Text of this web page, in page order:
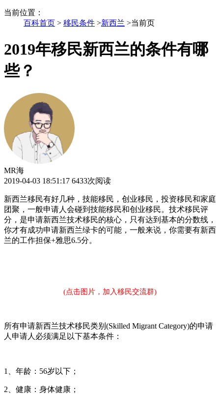
当前位置 ：
百科首页 > 移民条件 >新西兰 >当前页
2019年移民新西兰的条件有哪
些？
MR海
2019-04-03 18:51:17 6433次阅读
新西兰移民有好几种，技能移民，创业移民，投资移民和家庭
团聚，一般申请人会碰到技能移民和创业移民。技术移民评
分，是申请新西兰技术移民的核心，只有达到基本的分数线，
你才有成功申请新西兰绿卡的可能，一般来说，你需要有新西
兰的工作担保+雅思6.5分。
(点击图片，加入移民交流群)
所有申请新西兰技术移民类别(Skilled Migrant Category)的申请
人申请人必须满足以下基本条件：
1、年龄：56岁以下；
2、健康：身体健康；